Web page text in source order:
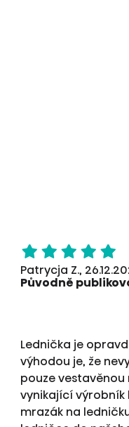
Patrycja Z.,
Původně
Lednička je
výhodou je, že
pouze vestavěnou
vynikající
mrazák na